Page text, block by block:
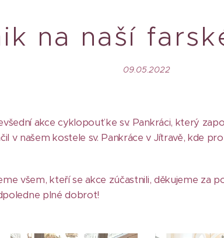
na naší
09.05.2022
akce cyklopouť ke sv. Pankráci, který
v našem kostele sv. Pankráce v Jítravě, kde
všem, kteří se akce zúčastnili, děkujeme za
plné dobrot!